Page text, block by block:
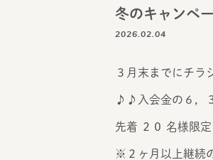
冬のキャンペ
2026.02.04
３月末までにチラ
♪♪入会金の６，
先着 ２０ 名様限定
※２ヶ月以上継続